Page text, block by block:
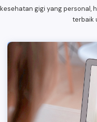
kesehatan gigi yang personal,
terbaik